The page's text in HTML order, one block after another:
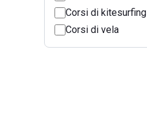
Corsi di kitesurfing
Corsi di vela